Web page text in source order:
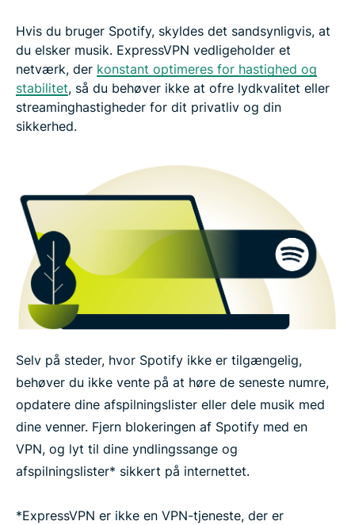
Hvis du bruger Spotify, skyldes det sandsynligvis, at
du elsker musik. ExpressVPN vedligeholder et
netværk, der konstant optimeres for hastighed og
stabilitet, så du behøver ikke at ofre lydkvalitet eller
streaminghastigheder for dit privatliv og din
sikkerhed.
Selv på steder, hvor Spotify ikke er tilgængelig,
behøver du ikke vente på at høre de seneste numre,
opdatere dine afspilningslister eller dele musik med
dine venner. Fjern blokeringen af Spotify med en
VPN, og lyt til dine yndlingssange og
afspilningslister* sikkert på internettet.
*ExpressVPN er ikke en VPN-tjeneste, der er